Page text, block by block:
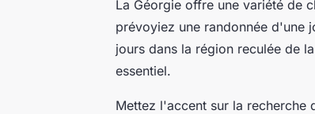
La Géorgie offre une variété de
prévoyiez une randonnée d'une
jours dans la région reculée de la
essentiel.
Mettez l'accent sur la recherche